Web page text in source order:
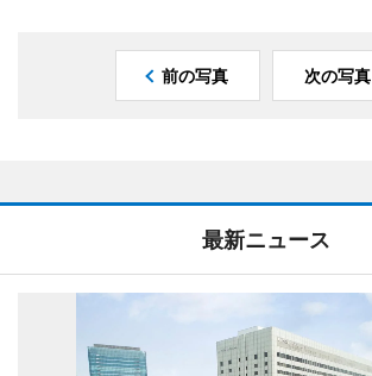
前の写真 次の写真
最新ニュース